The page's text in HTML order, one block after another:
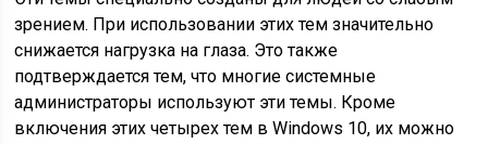
зрением. При использовании этих тем значительно
снижается нагрузка на глаза. Это также
подтверждается тем, что многие системные
администраторы используют эти темы. Кроме
включения этих четырех тем в Windows 10, их можно